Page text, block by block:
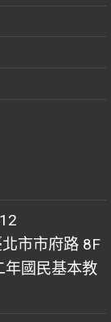
市市府路 8F
年國民基本教